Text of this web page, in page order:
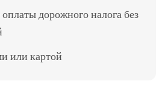
дорожного налога без
или картой